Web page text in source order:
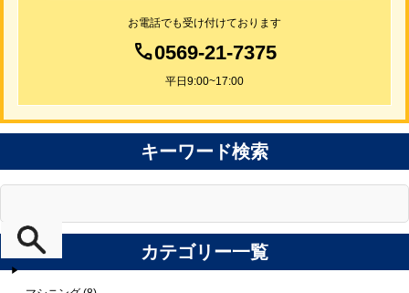
お電話でも受け付けております
0569-21-7375
平日9:00~17:00
キーワード検索
カテゴリー一覧